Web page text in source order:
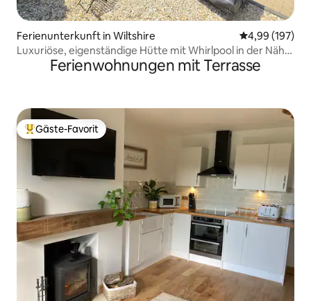
Ferienunterkunft in Wiltshire
4,99 (197)
Luxuriöse, eigenständige Hütte mit Whirlpool in der Nähe
des Badezimmers
Ferienwohnungen mit Terrasse
Beliebter Gäste-Favorit.
Gäste-Favorit